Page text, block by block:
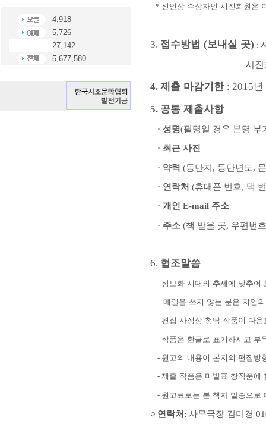
4,918
5,726
27,142
5,677,580
* 신인상 수상자인 시진회원은
3. 접수방법 (보내실 곳) :
시진
4. 제출 마감기한 : 2015년
5. 공통 제출사항
· 성명(필명일 경우 본명 부
· 최근 사진
· 약력 (등단지, 등단년도,
· 연락처 (휴대폰 번호, 댁
· 개인 E-mail 주소
· 주소 (책 받을 곳, 우편번
6. 협조말씀
- 정보화 시대의 추세에 맞추어
· 메일을 쓰지 않는 분은 지인
- 편집 사정상 청탁 작품이 다
- 작품은 한글로 표기하시고 부
- 원고의 내용이 본지의 편집방
- 제출 작품은 미발표 창작품에
- 원고료로는 본 책자 발송으로
○ 연락처 :사무국장 김미경